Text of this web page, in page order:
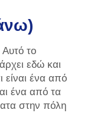
Αυτό το
εδώ και
είναι ένα από
ένα από τα
στην πόλη